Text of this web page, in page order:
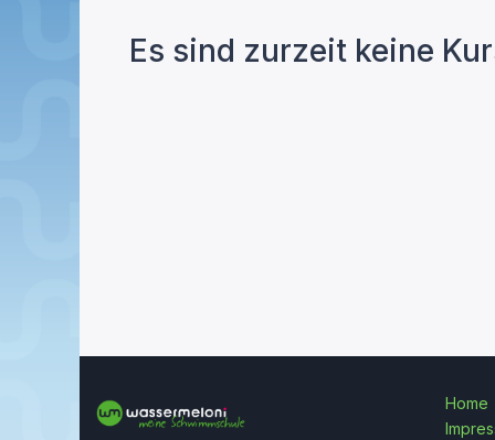
Es sind zurzeit keine
Home